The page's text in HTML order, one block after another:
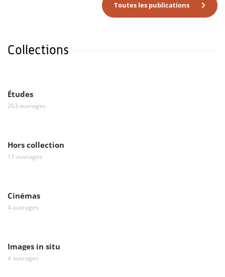
Toutes les publications
Collections
Études
263 ouvrages
Hors collection
11 ouvrages
Cinémas
4 ouvrages
Images in situ
4 ouvrages